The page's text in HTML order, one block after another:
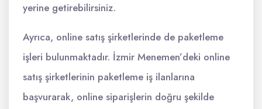
yerine getirebilirsiniz.
Ayrıca, online satış şirketlerinde de paketleme
işleri bulunmaktadır. İzmir Menemen’deki online
satış şirketlerinin paketleme iş ilanlarına
başvurarak, online siparişlerin doğru şekilde